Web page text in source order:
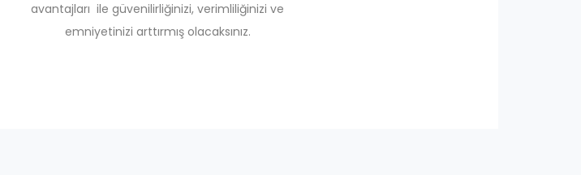
avantajları ile güvenilirliğinizi, verimliliğinizi ve
emniyetinizi arttırmış olacaksınız.